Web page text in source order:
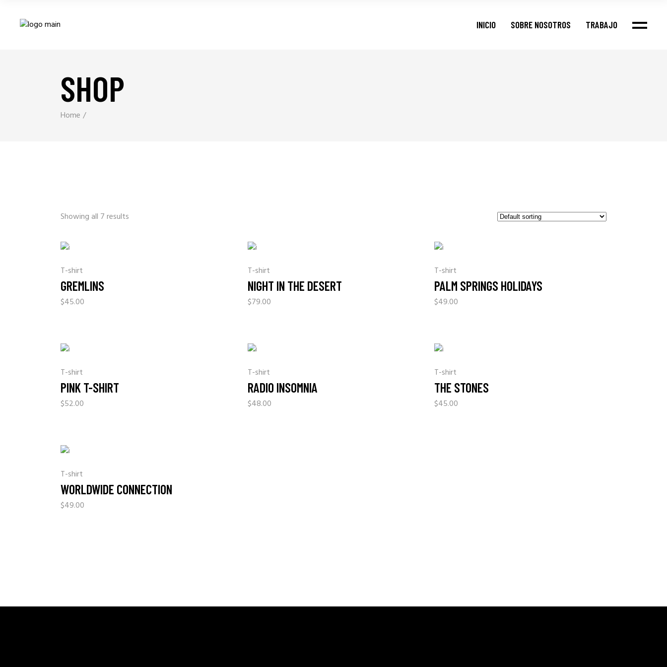
INICIO SOBRE NOSOTROS TRABAJO
Nuestros Clientes
SHOP
Home
Showing all 7 results
T-shirt
GREMLINS
$45.00
T-shirt
NIGHT IN THE DESERT
$79.00
T-shirt
PALM SPRINGS HOLIDAYS
$49.00
T-shirt
PINK T-SHIRT
$52.00
T-shirt
RADIO INSOMNIA
$48.00
T-shirt
THE STONES
$45.00
T-shirt
WORLDWIDE CONNECTION
$49.00